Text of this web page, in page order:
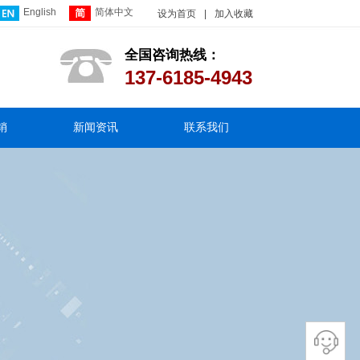
English 简体中文 设为首页 加入收藏
全国咨询热线：
137-6185-4943
新闻资讯 联系我们